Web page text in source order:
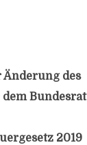
Änderung des
dem Bundesrat
2019